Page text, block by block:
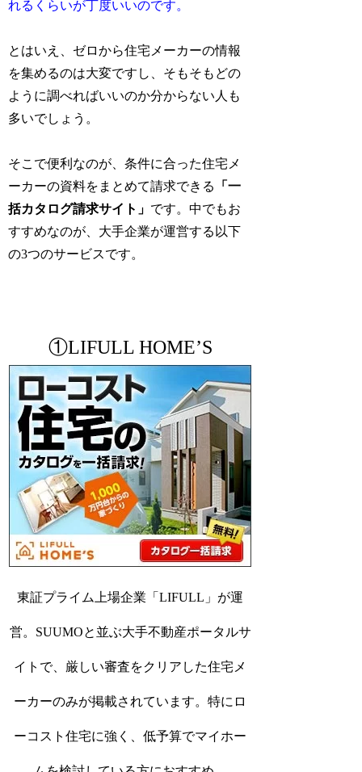
れるくらいが丁度いいのです。
とはいえ、ゼロから住宅メーカーの情報
を集めるのは大変ですし、そもそもどの
ように調べればいいのか分からない人も
多いでしょう。
そこで便利なのが、条件に合った住宅メ
ーカーの資料をまとめて請求できる
「一
括カタログ請求サイト」 です。中でもお
すすめなのが、大手企業が運営する以下
の3つのサービスです。
①LIFULL HOME’S
東証プライム上場企業「LIFULL」が運
営。SUUMOと並ぶ大手不動産ポータルサ
イトで、厳しい審査をクリアした住宅メ
ーカーのみが掲載されています。特にロ
ーコスト住宅に強く、低予算でマイホー